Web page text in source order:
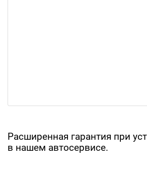
Расширенная гарантия при
в нашем автосервисе.